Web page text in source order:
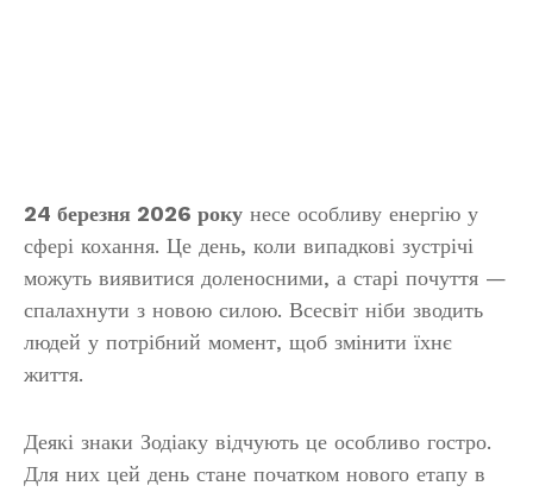
24 березня 2026 року несе особливу енергію у
сфері кохання. Це день, коли випадкові зустрічі
можуть виявитися доленосними, а старі почуття —
спалахнути з новою силою. Всесвіт ніби зводить
людей у потрібний момент, щоб змінити їхнє
життя.
Деякі знаки Зодіаку відчують це особливо гостро.
Для них цей день стане початком нового етапу в